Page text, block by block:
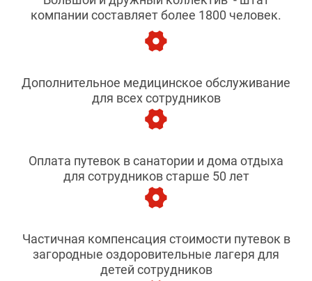
компании составляет более 1800 человек.
Дополнительное медицинское обслуживание
для всех сотрудников
Оплата путевок в санатории и дома отдыха
для сотрудников старше 50 лет
Частичная компенсация стоимости путевок в
загородные оздоровительные лагеря для
детей сотрудников